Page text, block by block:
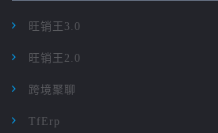
旺销王3.0
旺销王2.0
跨境聚聊
TfErp